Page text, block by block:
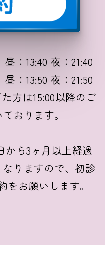
：13:40 夜：21:40
：13:50 夜：21:50
方は15:00以降のご
おります。
ら3ヶ月以上経過
りますので、初診
お願いします。